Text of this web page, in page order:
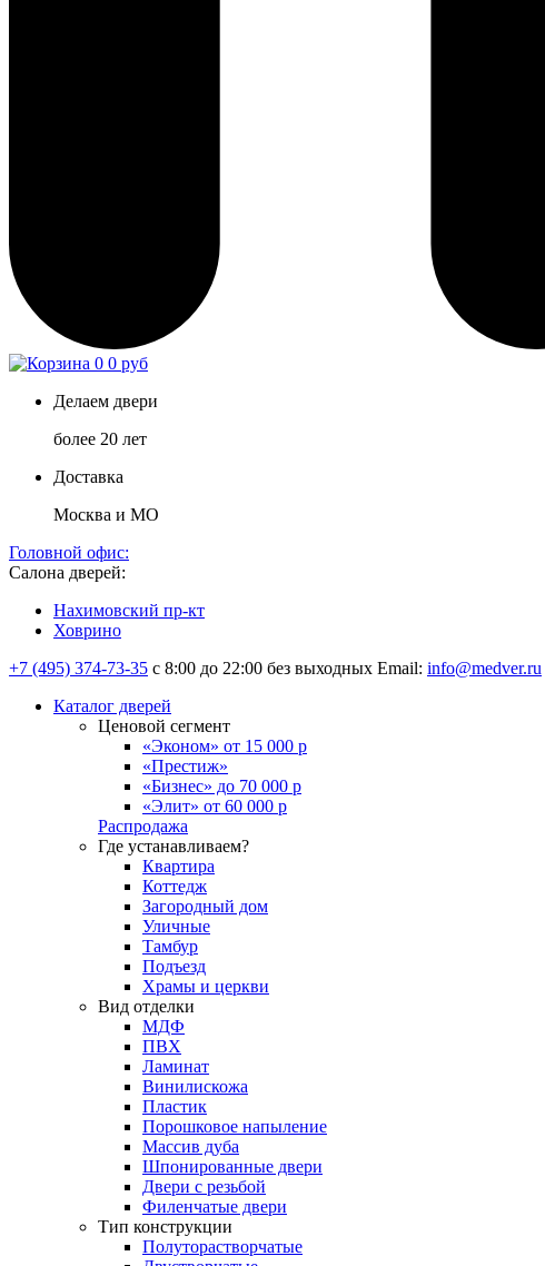
0 0 руб
Делаем двери
более 20 лет
Доставка
Москва и МО
Головной офис:
Салона дверей:
Нахимовский пр-кт
Ховрино
+7 (495) 374-73-35 с 8:00 до 22:00 без выходных Email: info@medver.ru
Каталог дверей
Ценовой сегмент
«Эконом» от 15 000 р
«Престиж»
«Бизнес» до 70 000 р
«Элит» от 60 000 р
Распродажа
Где устанавливаем?
Квартира
Коттедж
Загородный дом
Уличные
Тамбур
Подъезд
Храмы и церкви
Вид отделки
МДФ
ПВХ
Ламинат
Винилискожа
Пластик
Порошковое напыление
Массив дуба
Шпонированные двери
Двери с резьбой
Филенчатые двери
Тип конструкции
Полуторастворчатые